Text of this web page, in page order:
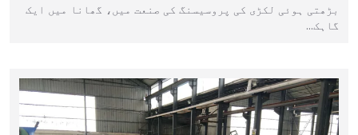
بڑھتی ہوئی لکڑی کی پروسیسنگ کی صنعت میں، گھانا میں ایک
گاہک...